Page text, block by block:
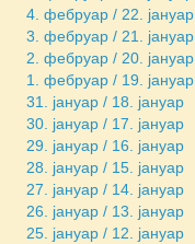
4. фебруар / 22. јануар
3. фебруар / 21. јануар
2. фебруар / 20. јануар
1. фебруар / 19. јануар
31. јануар / 18. јануар
30. јануар / 17. јануар
29. јануар / 16. јануар
28. јануар / 15. јануар
27. јануар / 14. јануар
26. јануар / 13. јануар
25. јануар / 12. јануар